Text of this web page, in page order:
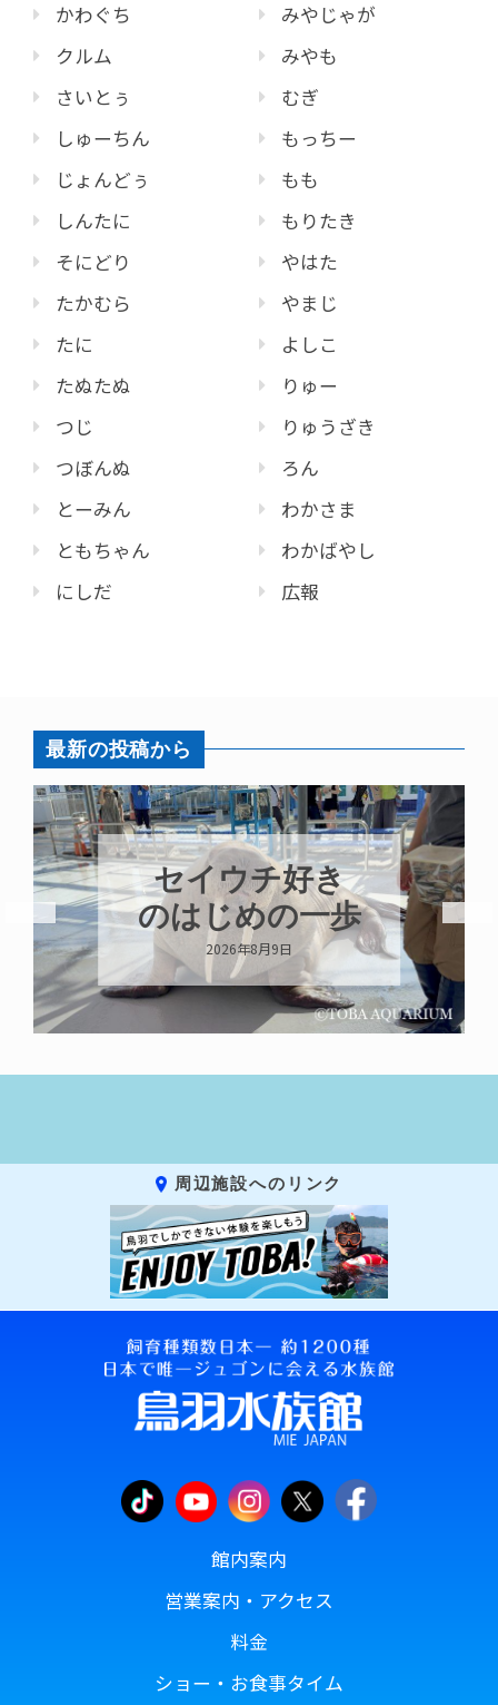
かわぐち
クルム
さいとぅ
しゅーちん
じょんどぅ
しんたに
そにどり
たかむら
たに
たぬたぬ
つじ
つぼんぬ
とーみん
ともちゃん
にしだ
みやじゃが
みやも
むぎ
もっちー
もも
もりたき
やはた
やまじ
よしこ
りゅー
りゅうざき
ろん
わかさま
わかばやし
広報
最新の投稿から
セイウチ好き
のはじめの一歩
2026年8月9日
周辺施設へのリンク
館内案内
営業案内・アクセス
料金
ショー・お食事タイム